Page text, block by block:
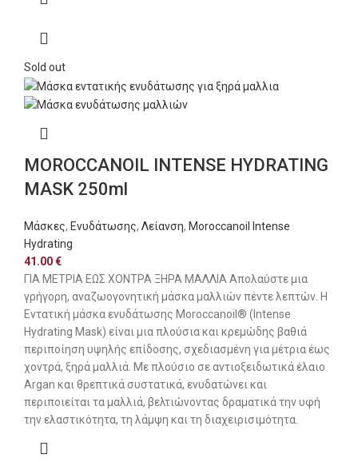
Sold out
MOROCCANOIL INTENSE HYDRATING
MASK 250ml
Μάσκες, Ενυδάτωσης, Λείανση, Moroccanoil Intense
Hydrating
41.00€
ΓΙΑ ΜΕΤΡΙΑ ΕΩΣ ΧΟΝΤΡΑ ΞΗΡΑ ΜΑΛΛΙΑ Απολαύστε μια
γρήγορη, αναζωογονητική μάσκα μαλλιών πέντε λεπτών. Η
Εντατική μάσκα ενυδάτωσης Moroccanoil® (Intense
Hydrating Mask) είναι μια πλούσια και κρεμώδης βαθιά
περιποίηση υψηλής επίδοσης, σχεδιασμένη για μέτρια έως
χοντρά, ξηρά μαλλιά. Με πλούσιο σε αντιοξειδωτικά έλαιο
Argan και θρεπτικά συστατικά, ενυδατώνει και
περιποιείται τα μαλλιά, βελτιώνοντας δραματικά την υφή
την ελαστικότητα, τη λάμψη και τη διαχειρισιμότητα.